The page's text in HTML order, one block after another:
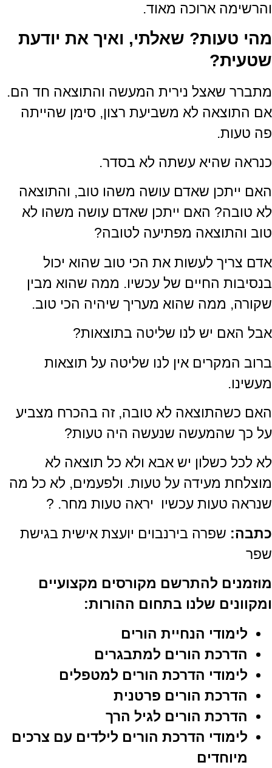
והרשימה ארוכה מאוד.
מהי טעות? שאלתי, ואיך את יודעת
שטעית?
מתברר שאצל נירית המעשה והתוצאה חד הם.
אם התוצאה לא משביעת רצון, סימן שהייתה
פה טעות.
כנראה שהיא עשתה לא בסדר.
האם ייתכן שאדם עושה משהו טוב, והתוצאה
לא טובה? האם ייתכן שאדם עושה משהו לא
טוב והתוצאה מפתיעה לטובה?
אדם צריך לעשות את הכי טוב שהוא יכול
בנסיבות החיים של עכשיו. ממה שהוא מבין
שקורה, ממה שהוא מעריך שיהיה הכי טוב.
אבל האם יש לנו שליטה בתוצאות?
ברוב המקרים אין לנו שליטה על תוצאות
מעשינו.
האם כשהתוצאה לא טובה, זה בהכרח מצביע
על כך שהמעשה שנעשה היה טעות?
לא לכל כשלון יש אבא ולא כל תוצאה לא
מוצלחת מעידה על טעות. ולפעמים, לא כל מה
שנראה טעות עכשיו יראה טעות מחר. ?
כתבה: שפרה בירנבוים יועצת אישית בגישת
שפר
מוזמנים להתרשם מקורסים מקצועיים
ומקוונים שלנו בתחום ההורות:
לימודי הנחיית הורים
הדרכת הורים למתבגרים
לימודי הדרכת הורים למטפלים
הדרכת הורים פרטנית
הדרכת הורים לגיל הרך
לימודי הדרכת הורים לילדים עם צרכים
מיוחדים